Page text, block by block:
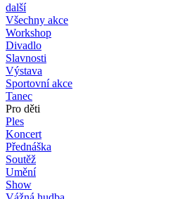
další
Všechny akce
Workshop
Divadlo
Slavnosti
Výstava
Sportovní akce
Tanec
Pro děti
Ples
Koncert
Přednáška
Soutěž
Umění
Show